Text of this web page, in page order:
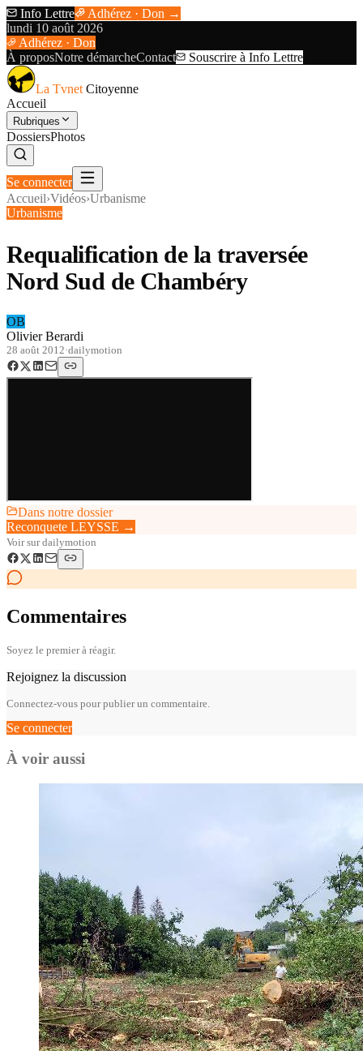
Info Lettre
Adhérez · Don →
lundi 10 août 2026
Adhérez · Don
À proposNotre démarcheContact Souscrire à Info Lettre
La Tvnet Citoyenne
Accueil
Rubriques
DossiersPhotos
Se connecter
Accueil›Vidéos›Urbanisme
Urbanisme
Requalification de la traversée
Nord Sud de Chambéry
OB
Olivier Berardi
28 août 2012·dailymotion
Dans notre dossier
Reconquete LEYSSE →
Voir surdailymotion
Commentaires
Soyez le premier à réagir.
Rejoignez la discussion
Connectez-vous pour publier un commentaire.
Se connecter
À voir aussi